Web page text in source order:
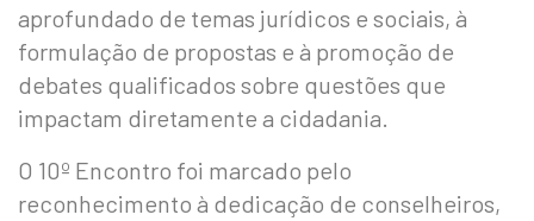
aprofundado de temas jurídicos e sociais, à
formulação de propostas e à promoção de
debates qualificados sobre questões que
impactam diretamente a cidadania.
O 10º Encontro foi marcado pelo
reconhecimento à dedicação de conselheiros,